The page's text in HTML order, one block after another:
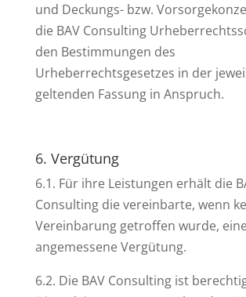
und Deckungs- bzw.
die BAV Consulting
den Bestimmungen des
Urheberrechtsgesetzes in der
geltenden Fassung in Anspruch.
6. Vergütung
6.1. Für ihre Leistungen erhält die
Consulting die vereinbarte, wenn
Vereinbarung getroffen wurde,
angemessene Vergütung.
6.2. Die BAV Consulting ist